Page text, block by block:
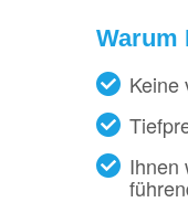
Warum
Keine
Ihnen